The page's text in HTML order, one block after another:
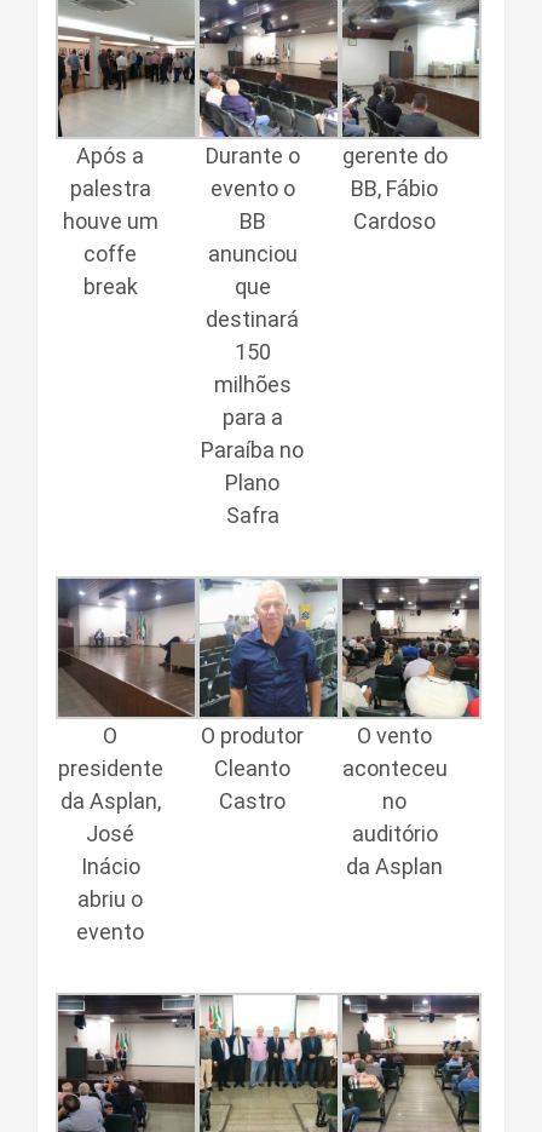
Após a
palestra
houve um
coffe
break
Durante o
evento o
BB
anunciou
que
destinará
150
milhões
para a
Paraíba no
Plano
Safra
gerente do
BB, Fábio
Cardoso
O
presidente
da Asplan,
José
Inácio
abriu o
evento
O produtor
Cleanto
Castro
O vento
aconteceu
no
auditório
da Asplan